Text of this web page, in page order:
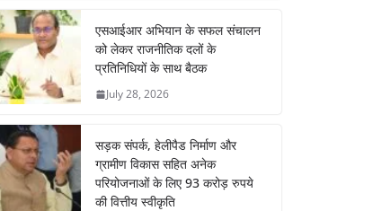
एसआईआर अभियान के सफल संचालन
को लेकर राजनीतिक दलों के
प्रतिनिधियों के साथ बैठक
July 28, 2026
सड़क संपर्क, हेलीपैड निर्माण और
ग्रामीण विकास सहित अनेक
परियोजनाओं के लिए 93 करोड़ रुपये
की वित्तीय स्वीकृति